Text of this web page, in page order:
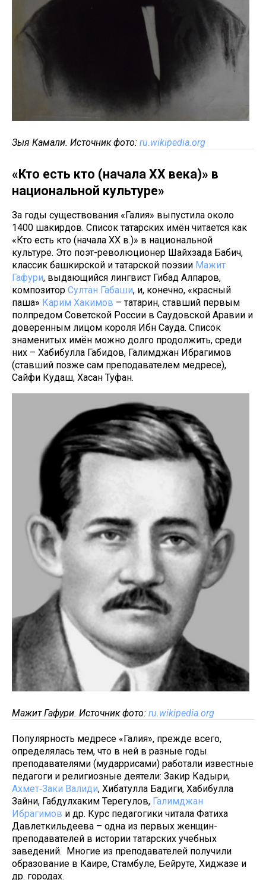
Зыя Камали. Источник фото: ru.wikipedia.org
«Кто есть кто (начала XX века)» в
национальной культуре»
За годы существования «Галия» выпустила около
1400 шакирдов. Список татарских имён читается как
«Кто есть кто (начала XX в.)» в национальной
культуре. Это поэт-революционер Шайхзада Бабич,
классик башкирской и татарской поэзии Мажит
Гафури, выдающийся лингвист Гибад Алпаров,
композитор Султан Габаши, и, конечно, «красный
паша» Карим Хакимов – татарин, ставший первым
полпредом Советской России в Саудовской Аравии и
доверенным лицом короля Ибн Сауда. Список
знаменитых имён можно долго продолжить, среди
них – Хабибулла Габидов, Галимджан Ибрагимов
(ставший позже сам преподавателем медресе),
Сайфи Кудаш, Хасан Туфан.
Мажит Гафури. Источник фото: ru.wikipedia.org
Популярность медресе «Галия», прежде всего,
определялась тем, что в ней в разные годы
преподавателями (мударрисами) работали известные
педагоги и религиозные деятели: Закир Кадыри,
Ахмет‑Заки Валиди, Хибатулла Бадиги, Хабибулла
Зайни, Габдулхаким Терегулов, Галимджан
Ибрагимов и др. Курс педагогики читала Фатиха
Давлеткильдеева – одна из первых женщин-
преподавателей в истории татарских учебных
заведений. Многие из преподавателей получили
образование в Каире, Стамбуле, Бейруте, Хиджазе и
др. городах.